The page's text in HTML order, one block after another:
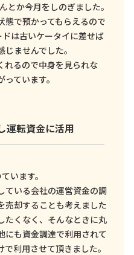
か今月をしのぎました。
態で預かってもらえるので
は古いケータイに差せば
ませんでした。
れるので中身を見られな
ています。
運転資金に活用
います。
ている会社の運営資金の調
売却することも考えました
たくなく、そんなときに丸
にも資金調達で利用されて
利用させて頂きました。